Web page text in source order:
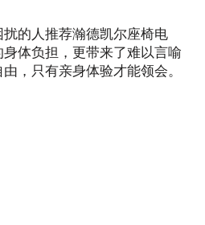
的人推荐瀚德凯尔座椅电
体负担，更带来了难以言喻
，只有亲身体验才能领会。